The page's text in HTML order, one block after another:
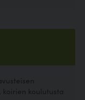
koulutusta